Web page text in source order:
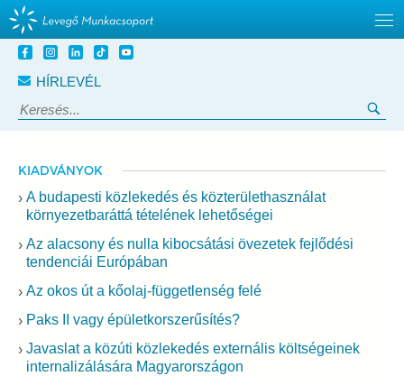
Tovább
tartalomra
HÍRLEVÉL
Keresés:
KIADVÁNYOK
A budapesti közlekedés és közterülethasználat
környezetbaráttá tételének lehetőségei
Az alacsony és nulla kibocsátási övezetek fejlődési
tendenciái Európában
Az okos út a kőolaj-függetlenség felé
Paks II vagy épületkorszerűsítés?
Javaslat a közúti közlekedés externális költségeinek
internalizálására Magyarországon